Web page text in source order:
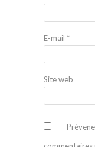
E-mail *
Site web